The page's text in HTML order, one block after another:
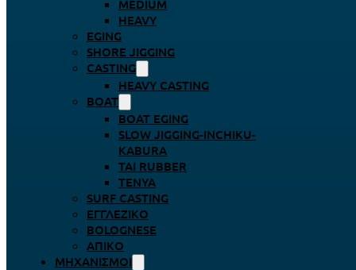
MEDIUM
HEAVY
EGING
SHORE JIGGING
CASTING
HEAVY CASTING
BOAT
BOAT EGING
SLOW JIGGING-INCHIKU-
KABURA
TAI RUBBER
TENYA
SURF CASTING
ΕΓΓΛΈΖΙΚΟ
BOLOGNESE
ΑΠΊΚΟ
ΜΗΧΑΝΙΣΜΟΊ